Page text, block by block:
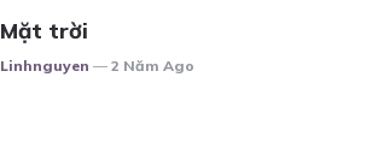
Mặt trời
Posted
Linhnguyen 2 Năm Ago